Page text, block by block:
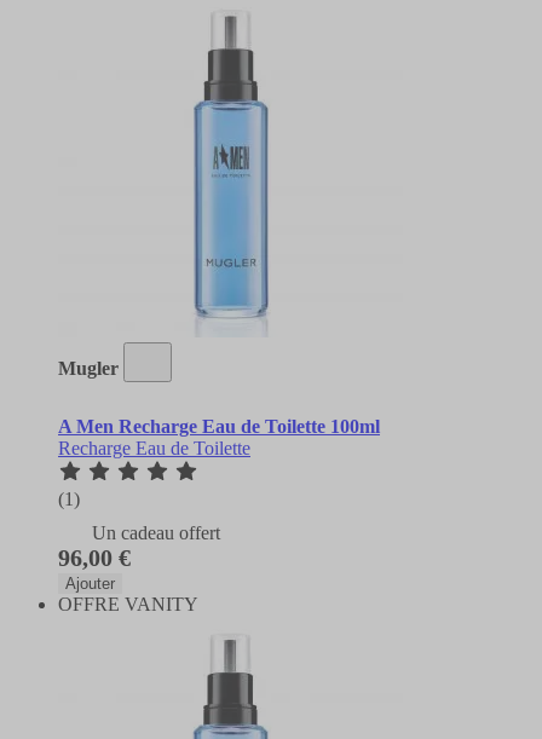
Mugler
A Men Recharge Eau de Toilette 100ml
Recharge Eau de Toilette
(1)
Un cadeau offert
96,00 €
Ajouter
OFFRE VANITY